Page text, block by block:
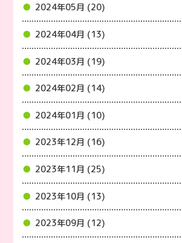
2024年05月 (20)
2024年04月 (13)
2024年03月 (19)
2024年02月 (14)
2024年01月 (10)
2023年12月 (16)
2023年11月 (25)
2023年10月 (13)
2023年09月 (12)